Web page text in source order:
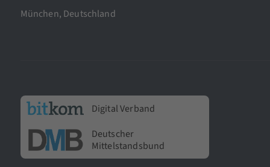
München, Deutschland
Digital Verband
Deutscher
Mittelstandsbund